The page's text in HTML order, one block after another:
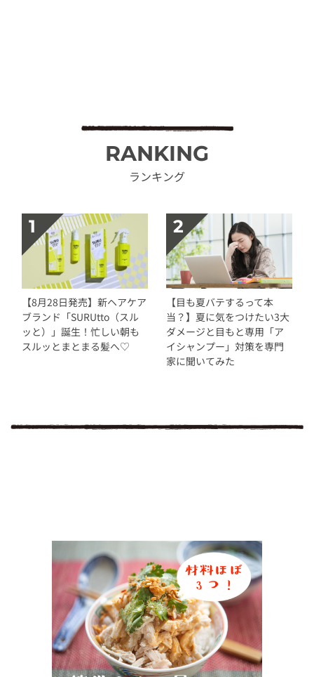
RANKING
ランキング
【8月28日発売】新ヘアケア
ブランド「SURUtto（スル
ッと）」誕生！忙しい朝も
スルッとまとまる髪へ♡
【目も夏バテするって本
当？】夏に気をつけたい3大
ダメージと目もと専用「ア
イシャンプー」対策を専門
家に聞いてみた